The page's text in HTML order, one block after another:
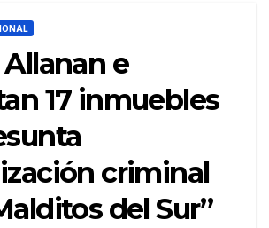
e
17 inmuebles
criminal
del Sur”